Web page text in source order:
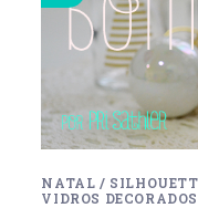
NATAL /
VIDROS DECORADOS